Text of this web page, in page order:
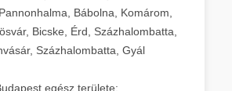
Bábolna, Komárom,
Bicske, Érd, Százhalombatta,
Százhalombatta, Gyál
egész területe: